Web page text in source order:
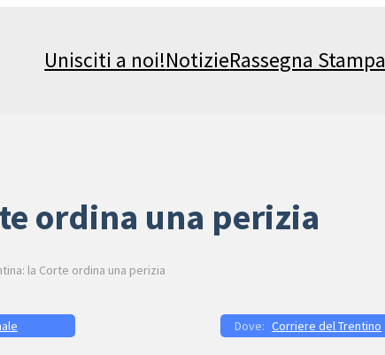
Unisciti a noi!NotizieRassegna Stampa
ordina una perizia
la Corte ordina una perizia
Corriere del Trentino